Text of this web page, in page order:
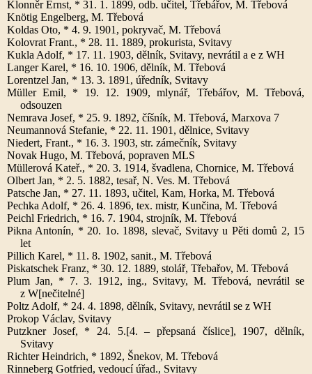
Klonněr Ernst, * 31. 1. 1899, odb. učitel, Třebářov, M. Třebová
Knötig Engelberg, M. Třebová
Koldas Oto, * 4. 9. 1901, pokryvač, M. Třebová
Kolovrat Frant., * 28. 11. 1889, prokurista, Svitavy
Kukla Adolf, * 17. 11. 1903, dělník, Svitavy, nevrátil a e z WH
Langer Karel, * 16. 10. 1906, dělník, M. Třebová
Lorentzel Jan, * 13. 3. 1891, úředník, Svitavy
Müller Emil, * 19. 12. 1909, mlynář, Třebářov, M. Třebová,
odsouzen
Nemrava Josef, * 25. 9. 1892, číšník, M. Třebová, Marxova 7
Neumannová Stefanie, * 22. 11. 1901, dělnice, Svitavy
Niedert, Frant., * 16. 3. 1903, str. zámečník, Svitavy
Novak Hugo, M. Třebová, popraven MLS
Müllerová Kateř., * 20. 3. 1914, švadlena, Chornice, M. Třebová
Olbert Jan, * 2. 5. 1882, tesař, N. Ves. M. Třebová
Patsche Jan, * 27. 11. 1893, učitel, Kam, Horka, M. Třebová
Pechka Adolf, * 26. 4. 1896, tex. mistr, Kunčina, M. Třebová
Peichl Friedrich, * 16. 7. 1904, strojník, M. Třebová
Pikna Antonín, * 20. 1o. 1898, slevač, Svitavy u Pěti domů 2, 15
let
Pillich Karel, * 11. 8. 1902, sanit., M. Třebová
Piskatschek Franz, * 30. 12. 1889, stolář, Třebařov, M. Třebová
Plum Jan, * 7. 3. 1912, ing., Svitavy, M. Třebová, nevrátil se
z W[nečitelné]
Poltz Adolf, * 24. 4. 1898, dělník, Svitavy, nevrátil se z WH
Prokop Václav, Svitavy
Putzkner Josef, * 24. 5.[4. – přepsaná číslice], 1907, dělník,
Svitavy
Richter Heindrich, * 1892, Šnekov, M. Třebová
Rinneberg Gotfried, vedoucí úřad., Svitavy